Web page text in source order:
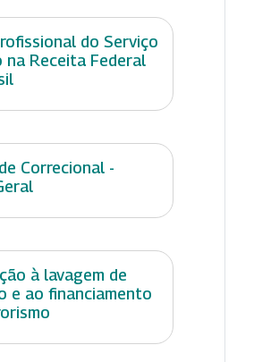
do Serviço
na Receita Federal
Correcional -
à lavagem de
e ao financiamento